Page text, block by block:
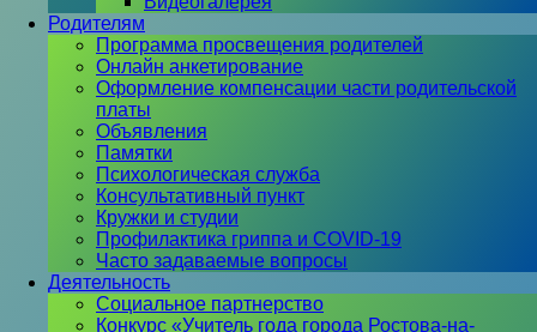
Родителям
Программа просвещения родителей
Онлайн анкетирование
Оформление компенсации части родительской
платы
Объявления
Памятки
Психологическая служба
Консультативный пункт
Кружки и студии
Профилактика гриппа и COVID-19
Часто задаваемые вопросы
Деятельность
Социальное партнерство
Конкурс «Учитель года города Ростова-на-